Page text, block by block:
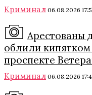
Криминал 06.08.2026
Арестованы
облили
проспекте
Криминал 06.08.2026